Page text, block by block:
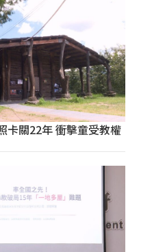
卡關22年 衝擊童受教權